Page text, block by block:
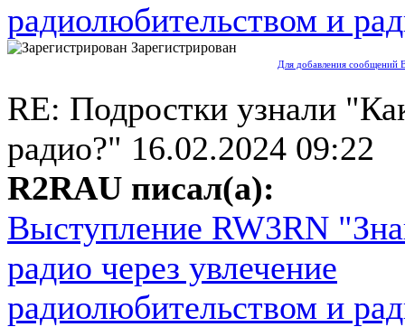
радиолюбительством и
Зарегистрирован
Для добавления сообщений
RE: Подростки узнали
радио?" 16.02.2024 09:22
R2RAU писал(а):
Выступление RW3RN
радио через увлечение
радиолюбительством и